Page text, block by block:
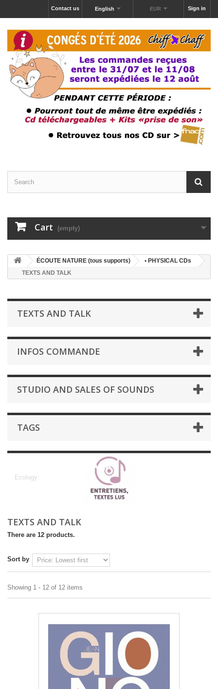
Sign in
EUR
English
Contact us
Cart (empty)
ÉCOUTE NATURE (tous supports)
• PHYSICAL CDs
TEXTS AND TALK
TEXTS AND TALK
INFOS COMMANDE
STUDIO AND SALES OF SOUNDS
TAGS
TEXTS AND TALK
Ecology
TEXTS AND TALK
There are 12 products.
Sort by
Showing 1 - 12 of 12 items